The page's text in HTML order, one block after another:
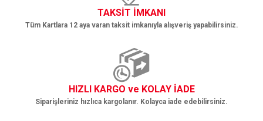
TAKSİT İMKANI
Tüm Kartlara 12 aya varan taksit imkanıyla alışveriş yapabilirsiniz.
HIZLI KARGO ve KOLAY İADE
Siparişleriniz hızlıca kargolanır. Kolayca iade edebilirsiniz.